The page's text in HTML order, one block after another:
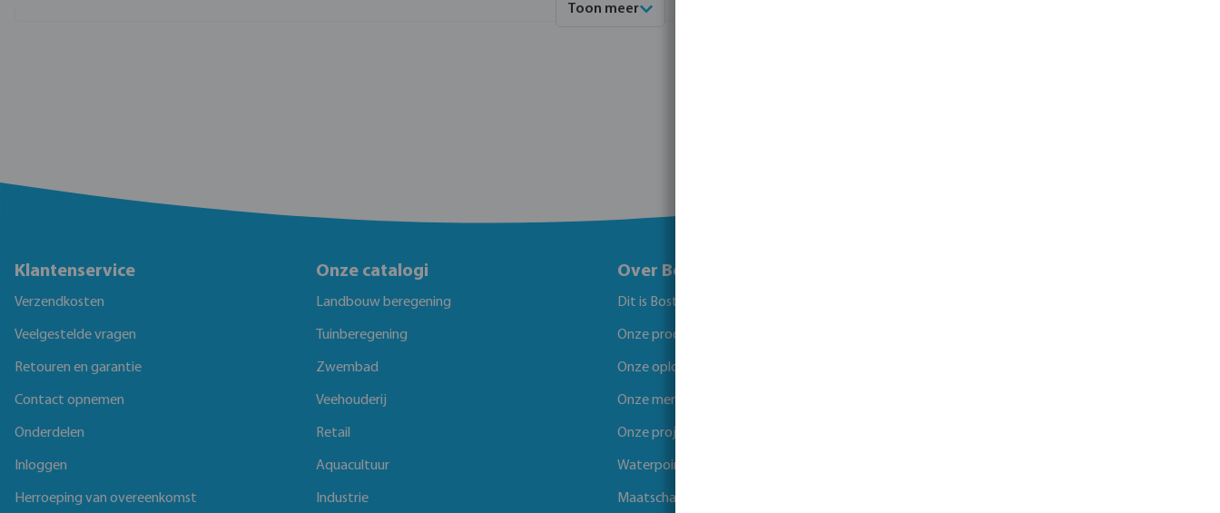
Toon meer
Klantenservice
Verzendkosten
Veelgestelde vragen
Retouren en garantie
Contact opnemen
Onderdelen
Inloggen
Herroeping van overeenkomst
Onze catalogi
Landbouw beregening
Tuinberegening
Zwembad
Veehouderij
Retail
Aquacultuur
Industrie
Over Bosta
Dit is Bosta
Onze producten
Onze oplossingen
Onze merken
Onze projecten
Waterpoints
Maatschappelijk verantwoord ondernemen